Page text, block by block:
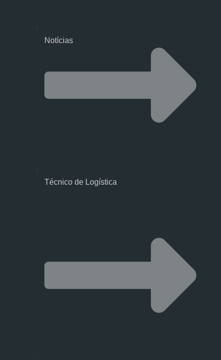
Notícias
Técnico de Logística